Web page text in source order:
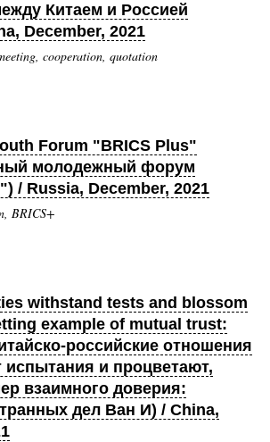
Китаем и Россией
December, 2021
cooperation, quotation
Forum "BRICS Plus"
молодежный форум
/ Russia, December, 2021
BRICS+
withstand tests and blossom
example of mutual trust:
российские отношения
и процветают,
взаимного доверия:
дел Ван И) / China,